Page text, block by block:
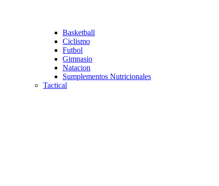
Basketball
Ciclismo
Futbol
Gimnasio
Natacion
Sumplementos Nutricionales
Tactical